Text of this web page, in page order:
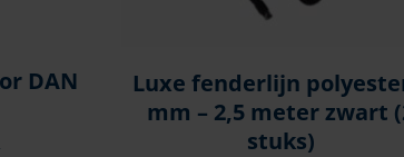
DAN
Luxe fenderlijn
mm – 2,5 meter zwart
stuks)